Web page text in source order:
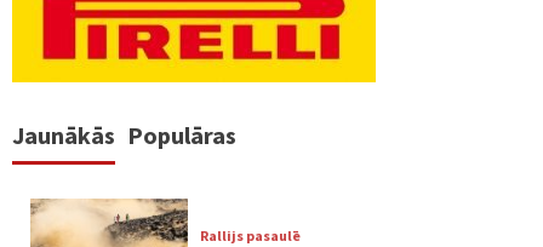
Jaunākās Populāras
Rallijs pasaulē